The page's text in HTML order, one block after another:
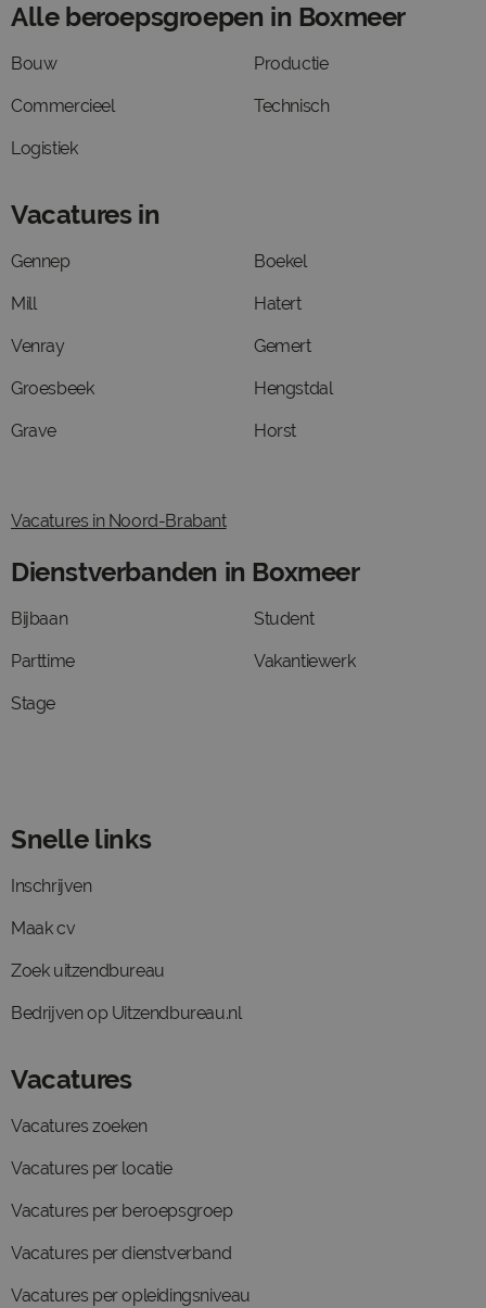
Alle beroepsgroepen in Boxmeer
Bouw
Commercieel
Logistiek
Productie
Technisch
Vacatures in
Gennep
Mill
Venray
Groesbeek
Grave
Boekel
Hatert
Gemert
Hengstdal
Horst
Vacatures in Noord-Brabant
Dienstverbanden in Boxmeer
Bijbaan
Parttime
Stage
Student
Vakantiewerk
Snelle links
Inschrijven
Maak cv
Zoek uitzendbureau
Bedrijven op Uitzendbureau.nl
Vacatures
Vacatures zoeken
Vacatures per locatie
Vacatures per beroepsgroep
Vacatures per dienstverband
Vacatures per opleidingsniveau